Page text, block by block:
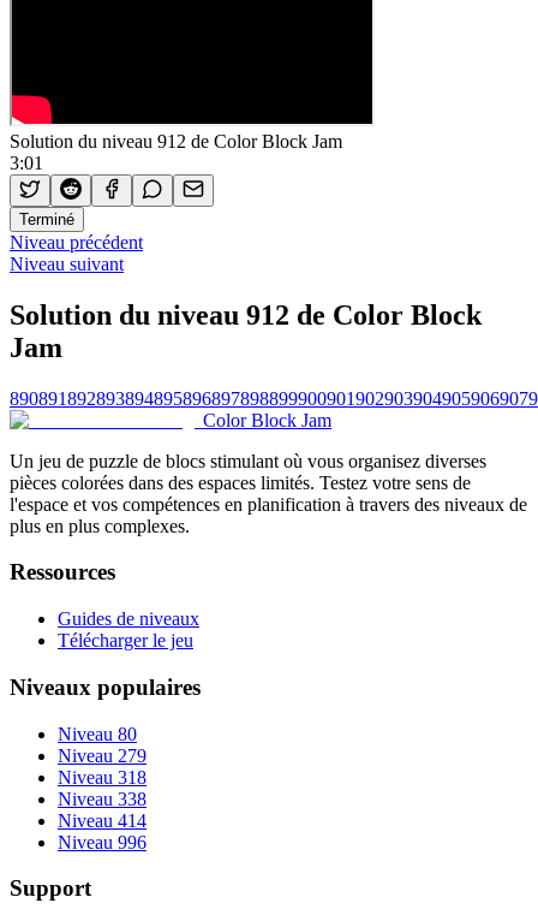
Solution du niveau 912 de Color Block Jam
3:01
Terminé
Niveau précédent
Niveau suivant
Solution du niveau 912 de Color Block
Jam
890891892893894895896897898899900901902903904905906907
Color Block Jam
Un jeu de puzzle de blocs stimulant où vous organisez diverses
pièces colorées dans des espaces limités. Testez votre sens de
l'espace et vos compétences en planification à travers des niveaux de
plus en plus complexes.
Ressources
Guides de niveaux
Télécharger le jeu
Niveaux populaires
Niveau 80
Niveau 279
Niveau 318
Niveau 338
Niveau 414
Niveau 996
Support